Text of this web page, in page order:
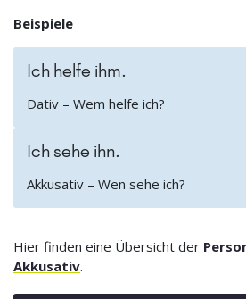
Beispiele
Ich helfe ihm.
Dativ – Wem helfe ich?
Ich sehe ihn.
Akkusativ – Wen sehe ich?
Hier finden eine Übersicht der
Akkusativ.